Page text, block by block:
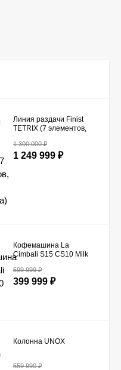
Линия раздачи Finist
TETRIX (7 элементов,
1 300 000₽
1 249 999 ₽
Кофемашина La
Cimbali S15 CS10 Milk
599 999₽
399 999 ₽
Колонна UNOX
559 990₽